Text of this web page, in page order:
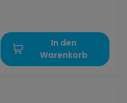
In den
Warenkorb